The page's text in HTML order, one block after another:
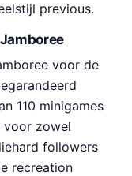
previous.
voor de
110 minigames
voor zowel
followers
recreation